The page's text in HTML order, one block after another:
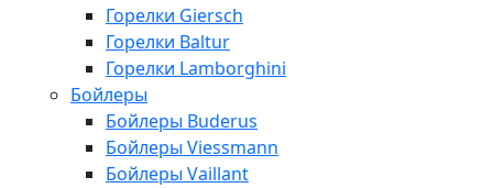
Горелки Giersch
Горелки Baltur
Горелки Lamborghini
Бойлеры
Бойлеры Buderus
Бойлеры Viessmann
Бойлеры Vaillant